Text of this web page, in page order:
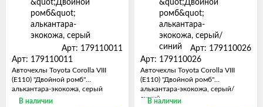
Арт: 179110011
Арт: 179110011
Авточехлы Toyota Corolla VIII
(E110) "Двойной ромб"
алькантара-экокожа, серый
В наличии
Арт: 179110026
Арт: 179110026
Авточехлы Toyota Corolla VIII
(E110) "Двойной ромб"
алькантара-экокожа, серый/
синий
В наличии